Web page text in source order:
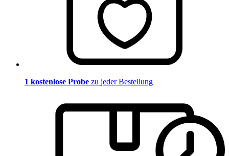
1 kostenlose Probe zu jeder Bestellung